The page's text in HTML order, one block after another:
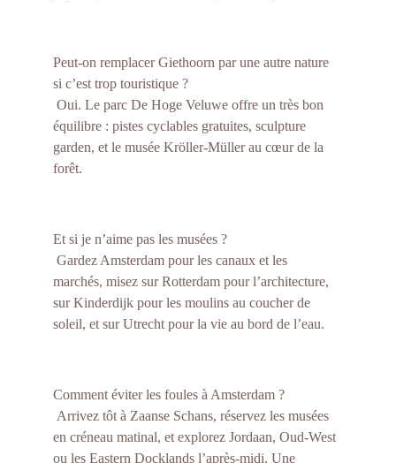
Peut-on remplacer Giethoorn par une autre nature
si c’est trop touristique ?
équilibre : pistes cyclables gratuites, sculpture
garden, et le musée Kröller-Müller au cœur de la
forêt.
Et si je n’aime pas les musées ?
marchés, misez sur Rotterdam pour l’architecture,
sur Kinderdijk pour les moulins au coucher de
soleil, et sur Utrecht pour la vie au bord de l’eau.
Comment éviter les foules à Amsterdam ?
en créneau matinal, et explorez Jordaan, Oud-West
ou les Eastern Docklands l’après-midi. Une